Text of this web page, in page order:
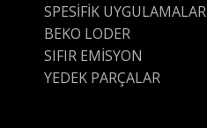
SPESİFİK UYGULAMALAR
BEKO LODER
SIFIR EMİSYON
YEDEK PARÇALAR